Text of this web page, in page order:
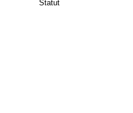
Statut